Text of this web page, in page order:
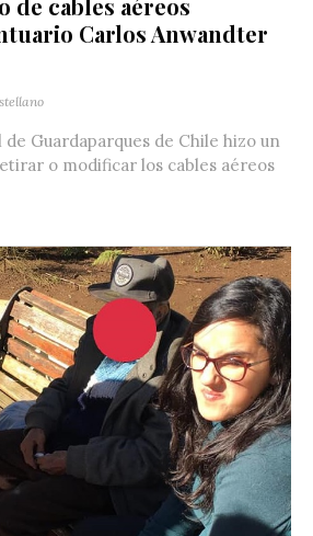
de cables aéreos
Carlos Anwandter
Guardaparques de Chile hizo un
o modificar los cables aéreos